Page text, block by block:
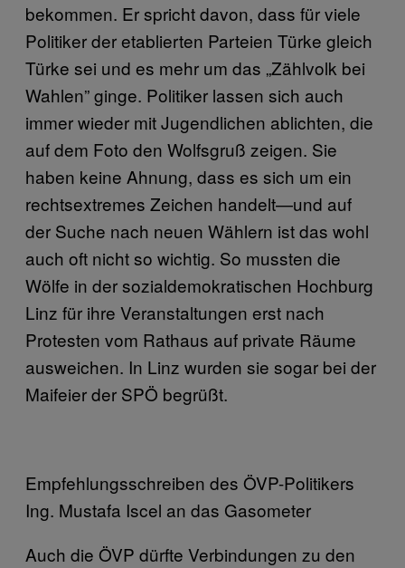
bekommen. Er spricht davon, dass für viele
Politiker der etablierten Parteien Türke gleich
Türke sei und es mehr um das „Zählvolk bei
Wahlen” ginge. Politiker lassen sich auch
immer wieder mit Jugendlichen ablichten, die
auf dem Foto den Wolfsgruß zeigen. Sie
haben keine Ahnung, dass es sich um ein
rechtsextremes Zeichen handelt—und auf
der Suche nach neuen Wählern ist das wohl
auch oft nicht so wichtig. So mussten die
Wölfe in der sozialdemokratischen Hochburg
Linz für ihre Veranstaltungen erst nach
Protesten vom Rathaus auf private Räume
ausweichen. In Linz wurden sie sogar bei der
Maifeier der SPÖ begrüßt.
Empfehlungsschreiben des ÖVP-Politikers
Ing. Mustafa Iscel an das Gasometer
Auch die ÖVP dürfte Verbindungen zu den